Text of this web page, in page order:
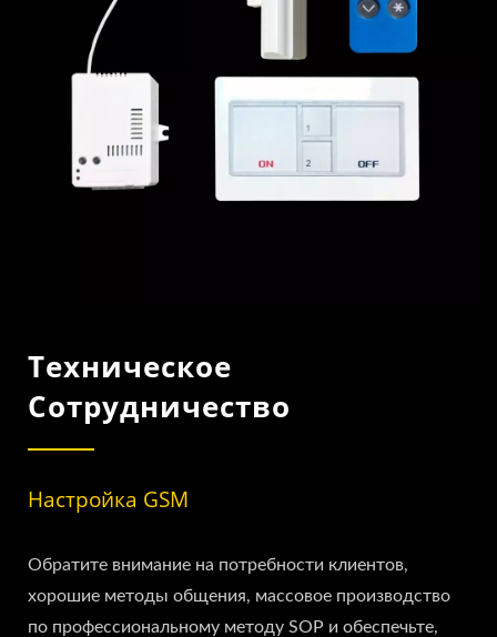
Технологий GSM/GPRS, 3G
И LTE.
Техническое
Сотрудничество
Настройка GSM
Обратите внимание на потребности клиентов,
хорошие методы общения, массовое производство
по профессиональному методу SOP и обеспечьте,